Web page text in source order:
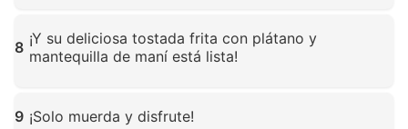
8 ¡Y su deliciosa tostada frita con plátano y
mantequilla de maní está lista!
9 ¡Solo muerda y disfrute!